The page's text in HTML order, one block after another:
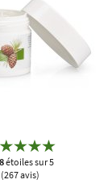
étoiles sur 5
(267 avis)